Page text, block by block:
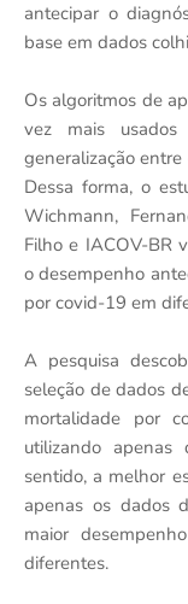
antecipar o
base em dados
Os algoritmos de
vez mais
generalização
Dessa forma, o
Wichmann,
Filho e IACOV-BR
o desempenho
por covid-19 em
A pesquisa
seleção de dados
mortalidade por
utilizando apenas
sentido, a melhor
apenas os dados
maior
diferentes.